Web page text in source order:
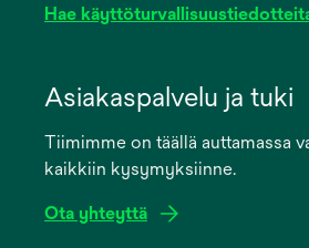
Hae
new
Asiakaspalvelu ja tuki
Tiimimme on täällä auttamassa
kaikkiin kysymyksiinne.
Ota yhteyttä